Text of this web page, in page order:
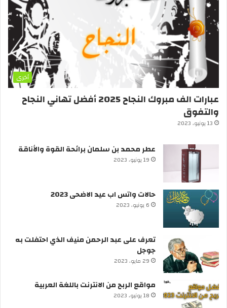
أخرى
عبارات الف مبروك النجاح 2025 أفضل تهاني النجاح
والتفوق
13 يونيو، 2023
عطر محمد بن سلمان برائحة القوة والأناقة
19 يونيو، 2023
حالات واتس اب عيد الاضحى 2023
6 يونيو، 2023
تعرف على عبد الرحمن منيف الذي احتفلت به
جوجل
29 مايو، 2023
مواقع الربح من الانترنت باللغة العربية
18 يونيو، 2023